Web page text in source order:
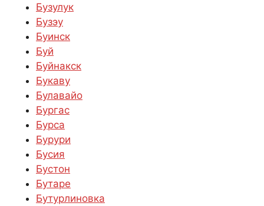
Бузулук
Бузэу
Буинск
Буй
Буйнакск
Букаву
Булавайо
Бургас
Бурса
Бурури
Бусия
Бустон
Бутаре
Бутурлиновка